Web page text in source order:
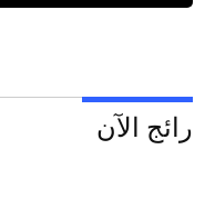
رائج الآن